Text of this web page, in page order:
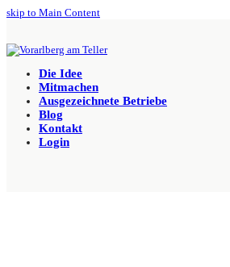
skip to Main Content
Die Idee
Mitmachen
Ausgezeichnete Betriebe
Blog
Kontakt
Login